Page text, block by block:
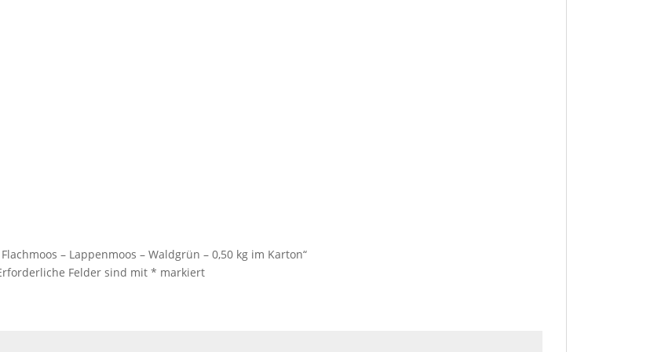
– Lappenmoos – Waldgrün – 0,50 kg im Karton“
Felder sind mit* markiert